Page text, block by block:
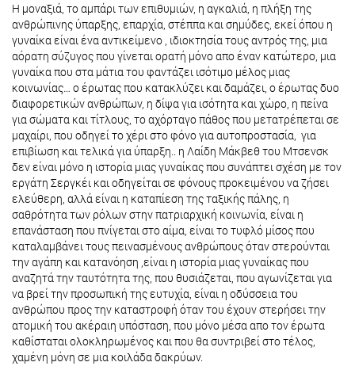
Η μοναξιά, το αμπάρι των επιθυμιών, η αγκαλιά, η πλήξη της
ανθρώπινης ύπαρξης, επαρχία, στέππα και σημύδες, εκεί όπου η
γυναίκα είναι ένα αντικείμενο , ιδιοκτησία τους αντρός της, μια
αόρατη σύζυγος που γίνεται ορατή μόνο απο έναν κατώτερο, μια
γυναίκα που στα μάτια του φαντάζει ισότιμο μέλος μιας
κοινωνίας… ο έρωτας που κατακλύζει και δαμάζει, ο έρωτας δυο
διαφορετικών ανθρώπων, η δίψα για ισότητα και χώρο, η πείνα
για σώματα και τίτλους, το αχόρταγο πάθος που μετατρέπεται σε
μαχαίρι, που οδηγεί το χέρι στο φόνο για αυτοπροστασία, για
επιβίωση και τελικά για ύπαρξη.. η Λαίδη Μάκβεθ του Μτσενσκ
δεν είναι μόνο η ιστορία μιας γυναίκας που συνάπτει σχέση με τον
εργάτη Σεργκέι και οδηγείται σε φόνους προκειμένου να ζήσει
ελεύθερη, αλλά είναι η καταπίεση της ταξικής πάλης, η
σαθρότητα των ρόλων στην πατριαρχική κοινωνία, είναι η
επανάσταση που πνίγεται στο αίμα, είναι το τυφλό μίσος που
καταλαμβάνει τους πεινασμένους ανθρώπους όταν στερούνται
την αγάπη και κατανόηση ,είναι η ιστορία μιας γυναίκας που
αναζητά την ταυτότητα της, που θυσιάζεται, που αγωνίζεται για
να βρεί την προσωπική της ευτυχία, είναι η οδύσσεια του
ανθρώπου προς την καταστροφή όταν του έχουν στερήσει την
ατομική του ακέραιη υπόσταση, που μόνο μέσα απο τον έρωτα
καθίσταται ολοκληρωμένος και που θα συντριβεί στο τέλος,
χαμένη μόνη σε μια κοιλάδα δακρύων.